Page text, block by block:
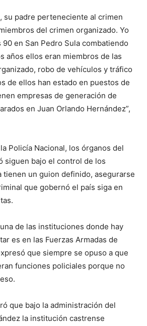
su padre perteneciente al crimen
del crimen organizado. Yo
en San Pedro Sula combatiendo
años ellos eran miembros de las
robo de vehículos y tráfico
de ellos han estado en puestos de
empresas de generación de
en Juan Orlando Hernández”,
Policía Nacional, los órganos del
siguen bajo el control de los
tienen un guion definido, asegurarse
que gobernó el país siga en
de las instituciones donde hay
es en las Fuerzas Armadas de
que siempre se opuso a que
funciones policiales porque no
que bajo la administración del
la institución castrense